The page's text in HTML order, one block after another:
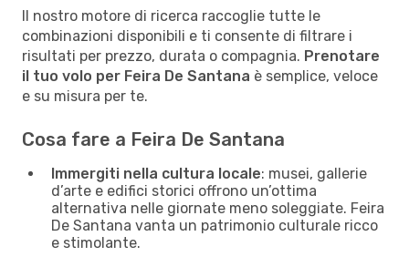
Il nostro motore di ricerca raccoglie tutte le
combinazioni disponibili e ti consente di filtrare i
risultati per prezzo, durata o compagnia. Prenotare
il tuo volo per Feira De Santana è semplice, veloce
e su misura per te.
Cosa fare a Feira De Santana
Immergiti nella cultura locale: musei, gallerie
d’arte e edifici storici offrono un’ottima
alternativa nelle giornate meno soleggiate. Feira
De Santana vanta un patrimonio culturale ricco
e stimolante.